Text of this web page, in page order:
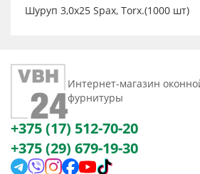
Шуруп 3,0x25 Spax, Тorx.(1000 шт)
Интернет-магазин
фурнитуры
+375 (17) 512-70-20
+375 (29) 679-19-30